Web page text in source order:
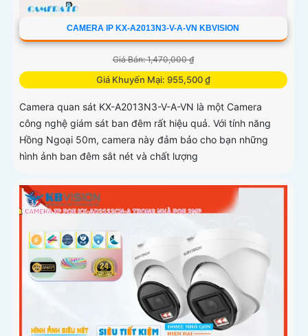
CAMERA IP KX-A2013N3-V-A-VN KBVISION
Giá Bán: 1,470,000 ₫
Giá Khuyến Mại: 955,500 ₫
Camera quan sát KX-A2013N3-V-A-VN là một Camera
công nghệ giám sát ban đêm rất hiệu quả. Với tính năng
Hồng Ngoại 50m, camera này đảm bảo cho bạn những
hình ảnh ban đêm sắt nét và chất lượng